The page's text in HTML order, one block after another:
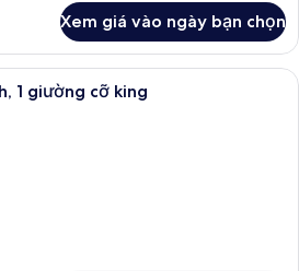
Xem giá vào ngày bạn chọn
TV LCD 55-inch có truyền hình vệ tinh
1 giường cỡ king